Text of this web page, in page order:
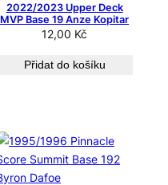
2022/2023 Upper Deck
MVP Base 19 Anze Kopitar
12,00 Kč
Přidat do košíku